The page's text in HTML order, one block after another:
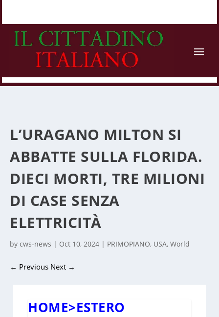
L’URAGANO MILTON SI
ABBATTE SULLA FLORIDA.
DIECI MORTI, TRE MILIONI
DI CASE SENZA
ELETTRICITÀ
by cws-news | Oct 10, 2024 | PRIMOPIANO, USA,World
← Previous Next →
HOME>ESTERO